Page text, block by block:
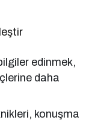
edinmek,
daha
konuşma